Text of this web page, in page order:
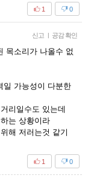
0
1
신고 | 공감 확인
목소리가 나올수 없
일 가능성이 다분한
리일수도 있는데
는 상황이라
해 저러는것 같기
0
1